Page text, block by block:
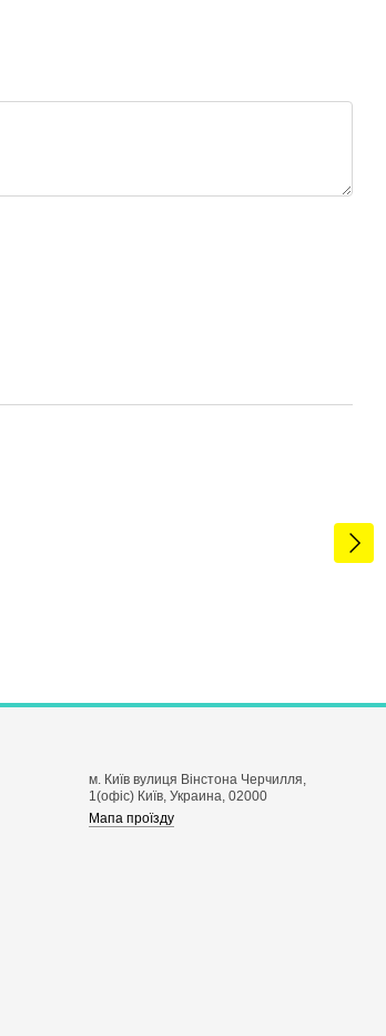
м. Київ вулиця Вінстона Черчилля,
1(офіс) Київ, Украина, 02000
Мапа проїзду